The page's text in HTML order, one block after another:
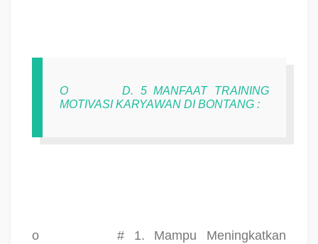
O
D. 5 MANFAAT TRAINING
MOTIVASI KARYAWAN DI BONTANG :
o
# 1. Mampu Meningkatkan